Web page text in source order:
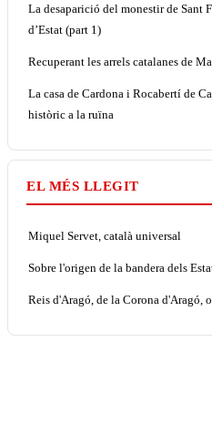
La desaparició del monestir de Sant
d’Estat (part 1)
Recuperant les arrels catalanes de
La casa de Cardona i Rocabertí de
històric a la ruïna
EL MÉS LLEGIT
Miquel Servet, català universal
Sobre l'origen de la bandera dels
Reis d'Aragó, de la Corona d'Aragó,